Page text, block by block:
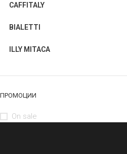
CAFFITALY
BIALETTI
ILLY MITACA
ПРОМОЦИИ
On sale